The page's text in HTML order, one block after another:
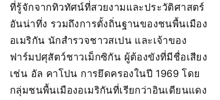
ที่รู้จักจากทิวทัศน์ที่สวยงามและประวัติศาสตร์
อันน่าทึ่ง รวมถึงการตั้งถิ่นฐานของชนพื้นเมือง
อเมริกัน นักสำรวจชาวสเปน และเจ้าของ
ฟาร์มปศุสัตว์ชาวเม็กซิกัน ผู้ต้องขังที่มีชื่อเสียง
เช่น อัล คาโปน การยึดครองในปี 1969 โดย
กลุ่มชนพื้นเมืองอเมริกันที่เรียกว่าอินเดียนแดง